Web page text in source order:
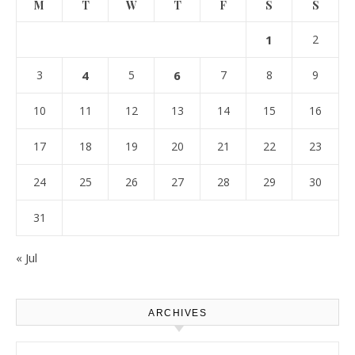
M T W T F S S
1 2
3 4 5 6 7 8 9
10 11 12 13 14 15 16
17 18 19 20 21 22 23
24 25 26 27 28 29 30
31
« Jul
ARCHIVES